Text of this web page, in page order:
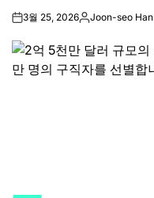
on3월 25, 2026Posted
Joon-seo Han